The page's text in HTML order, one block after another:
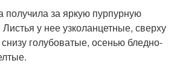
получила за яркую пурпурную
у нее узколанцетные, сверху
голубоватые, осенью бледно-